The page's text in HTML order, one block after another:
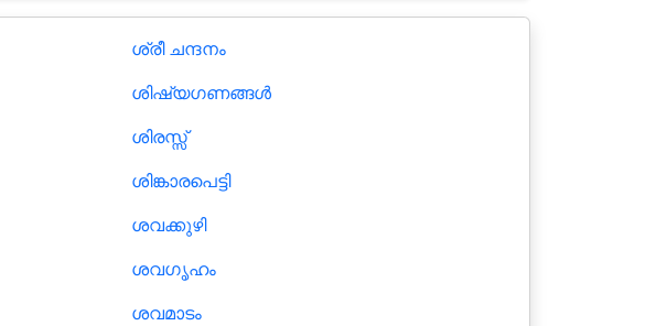
ശ്രീ ചന്ദനം
ശിഷ്യഗണങ്ങൾ
ശിരസ്സ്‌
ശിങ്കാരപെട്ടി
ശവക്കുഴി
ശവഗൃഹം
ശവമാടം